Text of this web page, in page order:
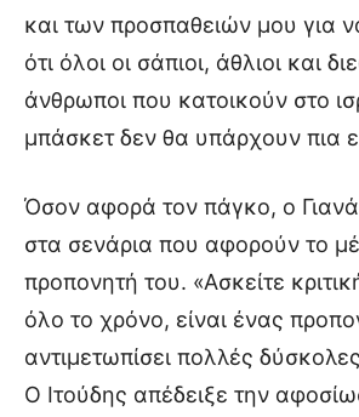
και των προσπαθειών μου για
ότι όλοι οι σάπιοι, άθλιοι και
άνθρωποι που κατοικούν στο
μπάσκετ δεν θα υπάρχουν πια
Όσον αφορά τον πάγκο, ο
στα σενάρια που αφορούν το
προπονητή του. «Ασκείτε
όλο το χρόνο, είναι ένας
αντιμετωπίσει πολλές
Ο Ιτούδης απέδειξε την